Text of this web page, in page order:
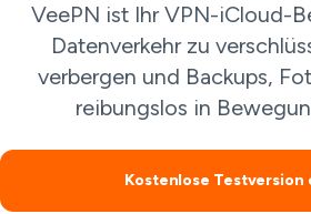
VeePN ist Ihr VPN-iCloud-
Datenverkehr zu
verbergen und Backups,
reibungslos in
Kostenlose Testversion